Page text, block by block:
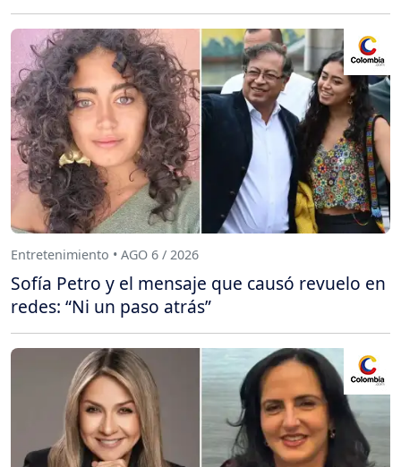
Entretenimiento • AGO 6 / 2026
Sofía Petro y el mensaje que causó revuelo en
redes: “Ni un paso atrás”